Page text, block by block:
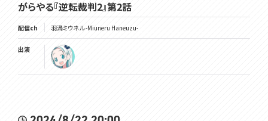
がらやる『逆転裁判2』第2話
配信ch 羽渦ミウネル -Miuneru Haneuzu-
出演